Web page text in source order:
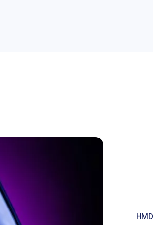
آن دسته از طرفداران نوکیا که از همین حالا نسبت به خرید موبایل های اندرویدی HMD